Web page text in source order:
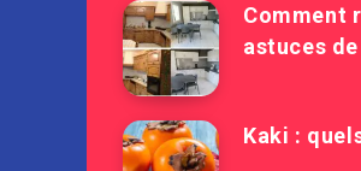
Comment
astuces
Kaki :